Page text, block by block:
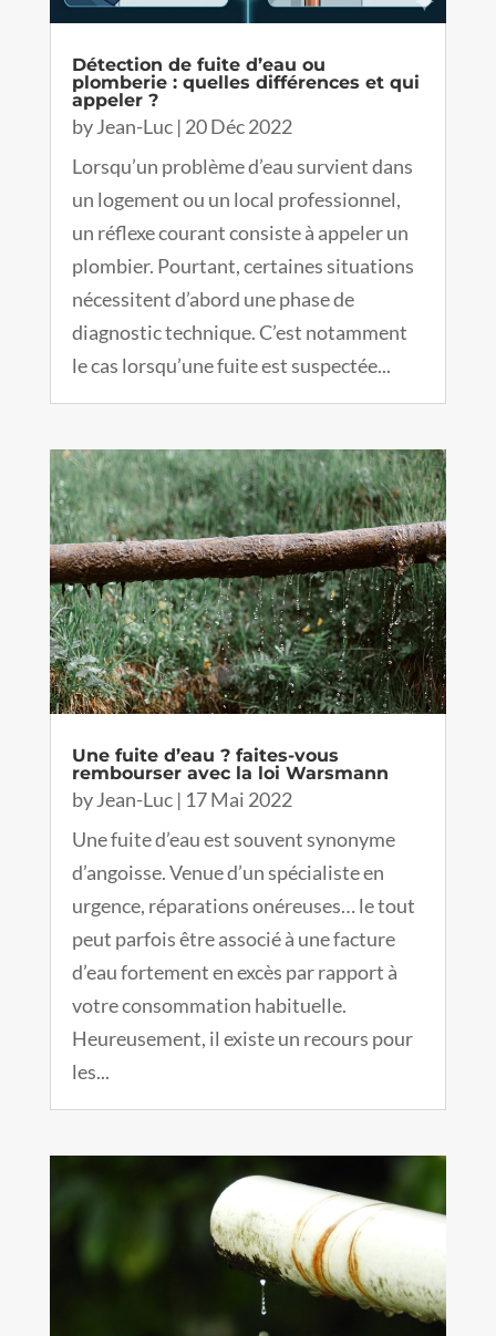
Détection de fuite d’eau ou
plomberie : quelles différences et qui
appeler ?
byJean-Luc| 20 Déc 2022
Lorsqu’un problème d’eau survient dans
un logement ou un local professionnel,
un réflexe courant consiste à appeler un
plombier. Pourtant, certaines situations
nécessitent d’abord une phase de
diagnostic technique. C’est notamment
le cas lorsqu’une fuite est suspectée...
Une fuite d’eau ? faites-vous
rembourser avec la loi Warsmann
byJean-Luc| 17 Mai 2022
Une fuite d’eau est souvent synonyme
d’angoisse. Venue d’un spécialiste en
urgence, réparations onéreuses… le tout
peut parfois être associé à une facture
d’eau fortement en excès par rapport à
votre consommation habituelle.
Heureusement, il existe un recours pour
les...